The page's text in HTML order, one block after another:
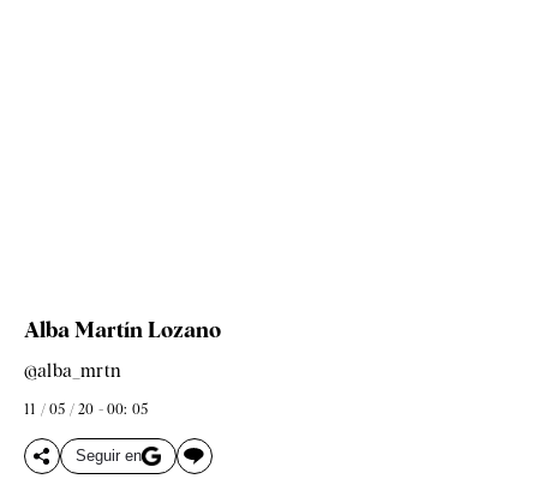
Alba Martín Lozano
@alba_mrtn
11 / 05 / 20 - 00: 05
Seguir en